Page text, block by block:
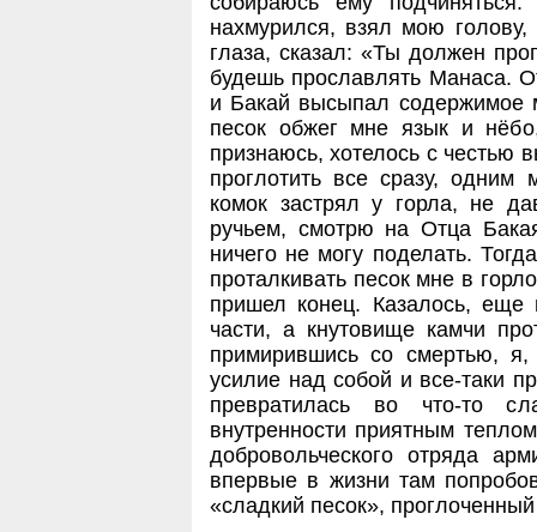
нахмурился, взял мою
глаза, сказал: «Ты должен
будешь прославлять Манаса.
и Бакай высыпал содержимое
песок обжег мне язык и
признаюсь, хотелось с честью
проглотить все сразу,
комок застрял у горла, не
ручьем, смотрю на Отца
ничего не могу поделать.
проталкивать песок мне в
пришел конец. Казалось, еще
части, а кнутовище камчи
примирившись со смертью, я,
усилие над собой и все-таки
превратилась во что-то
внутренности приятным
добровольческого отряда
впервые в жизни там
«сладкий песок»,